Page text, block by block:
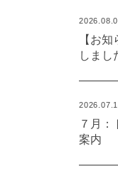
【お
しまし
７月：
案内